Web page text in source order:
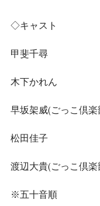
◇キャスト
甲斐千尋
木下かれん
早坂架威(ごっこ倶楽
松田佳子
渡辺大貴(ごっこ倶楽
※五十音順